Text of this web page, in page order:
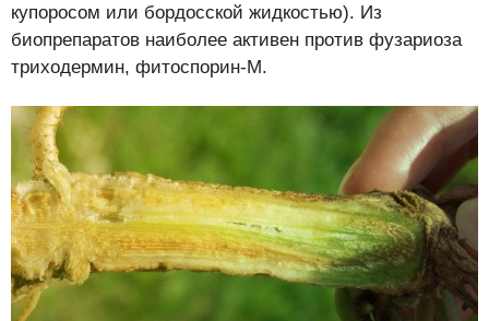
купоросом или бордосской жидкостью). Из
биопрепаратов наиболее активен против фузариоза
триходермин, фитоспорин-М.